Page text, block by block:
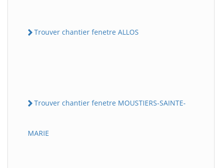
Trouver chantier fenetre ALLOS
Trouver chantier fenetre MOUSTIERS-SAINTE-
MARIE